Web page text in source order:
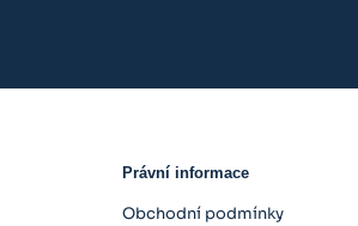
Právní informace
Obchodní podmínky